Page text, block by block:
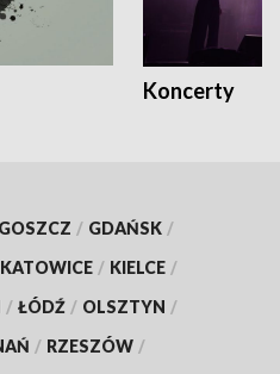
Koncerty
/ GDAŃSK /
KATOWICE / KIELCE /
/ ŁÓDŹ / OLSZTYN /
/ RZESZÓW /